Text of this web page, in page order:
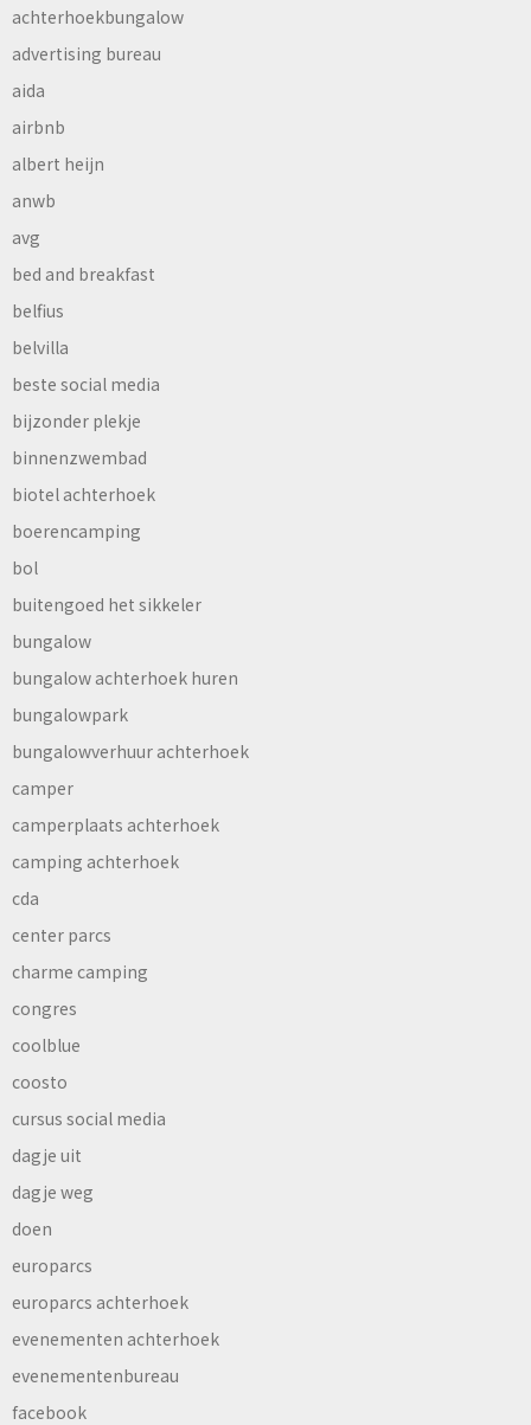
achterhoekbungalow
advertising bureau
aida
airbnb
albert heijn
anwb
avg
bed and breakfast
belfius
belvilla
beste social media
bijzonder plekje
binnenzwembad
biotel achterhoek
boerencamping
bol
buitengoed het sikkeler
bungalow
bungalow achterhoek huren
bungalowpark
bungalowverhuur achterhoek
camper
camperplaats achterhoek
camping achterhoek
cda
center parcs
charme camping
congres
coolblue
coosto
cursus social media
dagje uit
dagje weg
doen
europarcs
europarcs achterhoek
evenementen achterhoek
evenementenbureau
facebook